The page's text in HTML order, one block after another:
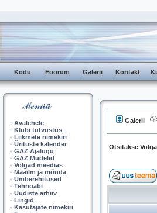
Kodu Foorum Galerii Kontakt
· Avalehele
· Klubi tutvustus
· Liikmete nimekiri
· Ürituste kalender
· GAZ Ajalugu
· GAZ Mudelid
· Volgad meedias
· Maailm ja mõnda
· Ümberehitused
· Tehnoabi
· Uudiste arhiiv
· Lingid
· Kasutajate nimekiri
Galerii
Otsitakse